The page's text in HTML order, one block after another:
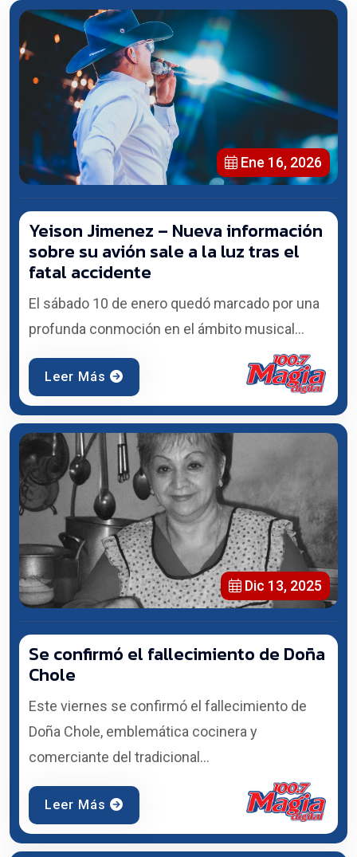
Ene 16, 2026
Yeison Jimenez – Nueva información
sobre su avión sale a la luz tras el
fatal accidente
El sábado 10 de enero quedó marcado por una
profunda conmoción en el ámbito musical...
Leer Más
Dic 13, 2025
Se confirmó el fallecimiento de Doña
Chole
Este viernes se confirmó el fallecimiento de
Doña Chole, emblemática cocinera y
comerciante del tradicional...
Leer Más